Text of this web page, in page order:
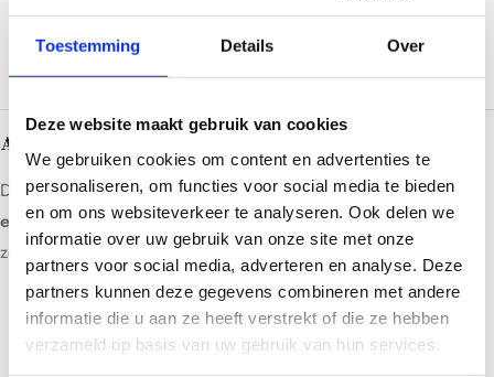
Toestemming Details Over
Deze website maakt gebruik van cookies
We gebruiken cookies om content en advertenties te
personaliseren, om functies voor social media te bieden
en om ons websiteverkeer te analyseren. Ook delen we
informatie over uw gebruik van onze site met onze
partners voor social media, adverteren en analyse. Deze
partners kunnen deze gegevens combineren met andere
informatie die u aan ze heeft verstrekt of die ze hebben
verzameld op basis van uw gebruik van hun services.
Ondersteuning via telefoon, e-mail
Direct contact met support, elke dag staan wij voor u klaar
ook in het weekend
AANTREKKELIJKE PRIJS EN BETALINGSOPTIES
De NovaSkin Pro Luminor is beschikbaar voor slechts €13.950
excl. BTW. Betaal gemakkelijk in3 termijnen in 12 maanden
zonder extra kosten:
Eerste termijn bij bestelling: €4650
Tweede termijn na levering: €4650
Derde termijn: €4650